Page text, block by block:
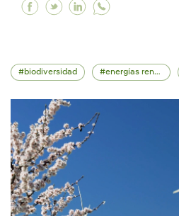
Facebook Desde
Twitter Desde
Linkedin
biodiversidad energías renovables